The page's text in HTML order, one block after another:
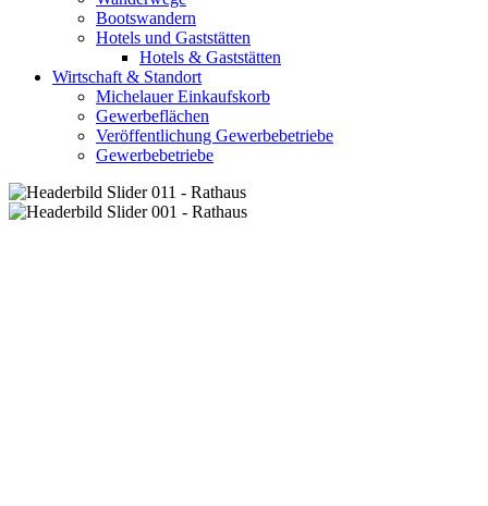
Bootswandern
Hotels und Gaststätten
Hotels & Gaststätten
Wirtschaft & Standort
Michelauer Einkaufskorb
Gewerbeflächen
Veröffentlichung Gewerbebetriebe
Gewerbebetriebe